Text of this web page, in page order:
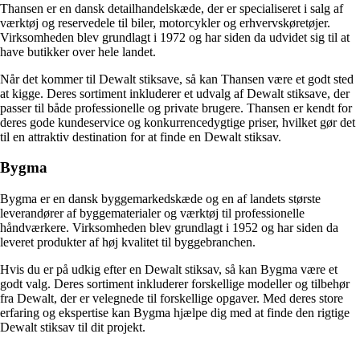
Thansen er en dansk detailhandelskæde, der er specialiseret i salg af
værktøj og reservedele til biler, motorcykler og erhvervskøretøjer.
Virksomheden blev grundlagt i 1972 og har siden da udvidet sig til at
have butikker over hele landet.
Når det kommer til Dewalt stiksave, så kan Thansen være et godt sted
at kigge. Deres sortiment inkluderer et udvalg af Dewalt stiksave, der
passer til både professionelle og private brugere. Thansen er kendt for
deres gode kundeservice og konkurrencedygtige priser, hvilket gør det
til en attraktiv destination for at finde en Dewalt stiksav.
Bygma
Bygma er en dansk byggemarkedskæde og en af landets største
leverandører af byggematerialer og værktøj til professionelle
håndværkere. Virksomheden blev grundlagt i 1952 og har siden da
leveret produkter af høj kvalitet til byggebranchen.
Hvis du er på udkig efter en Dewalt stiksav, så kan Bygma være et
godt valg. Deres sortiment inkluderer forskellige modeller og tilbehør
fra Dewalt, der er velegnede til forskellige opgaver. Med deres store
erfaring og ekspertise kan Bygma hjælpe dig med at finde den rigtige
Dewalt stiksav til dit projekt.